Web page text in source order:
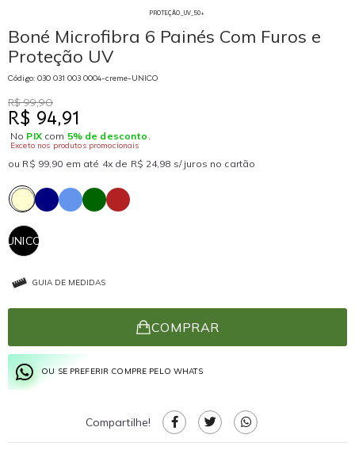
PROTEÇÃO_UV_50+
Boné Microfibra 6 Painés Com Furos e
Proteção UV
Código: 030 031 003 0004-creme-UNICO
R$ 99,90
R$ 94,91
No PIXcom 5% de desconto .
Exceto nos produtos promocionais
ou R$ 99,90 em até 4x de R$ 24,98 s/ juros no cartão
UNICO
GUIA DE MEDIDAS
COMPRAR
OU SE PREFERIR COMPRE PELO WHATS
Compartilhe!